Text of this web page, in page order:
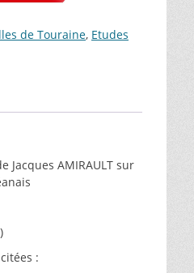
de Touraine, Etudes
Jacques AMIRAULT sur
: